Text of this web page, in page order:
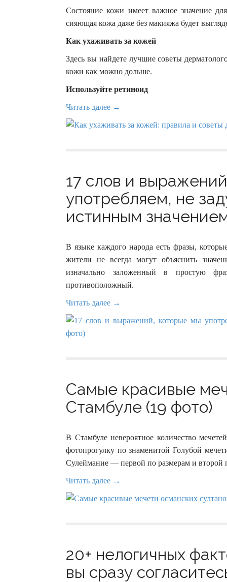
Состояние кожи имеет важное значение
сияющая кожа даже без макияжа будет
Как ухаживать за кожей
Здесь вы найдете лучшие советы
кожи как можно дольше.
Используйте ретиноид
Читать далее →
17 слов и
употребляем, не
истинным
В языке каждого народа есть фразы,
жители не всегда могут объяснить
изначально заложенный в простую
противоположный.
Читать далее →
Самые красивые
Стамбуле (19 фото)
В Стамбуле невероятное количество
фотопрогулку по знаменитой Голубой
Сулеймание — первой по размерам и второй
Читать далее →
20+ нелогичных
вы сразу